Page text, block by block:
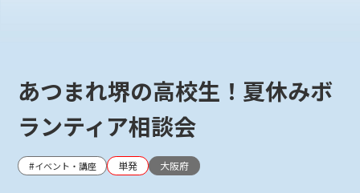
あつまれ堺の高校生！夏休みボ
ランティア相談会
イベント・講座 単発 大阪府